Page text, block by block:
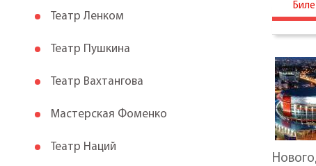
Театр Ленком
Театр Пушкина
Театр Вахтангова
Мастерская Фоменко
Театр Наций